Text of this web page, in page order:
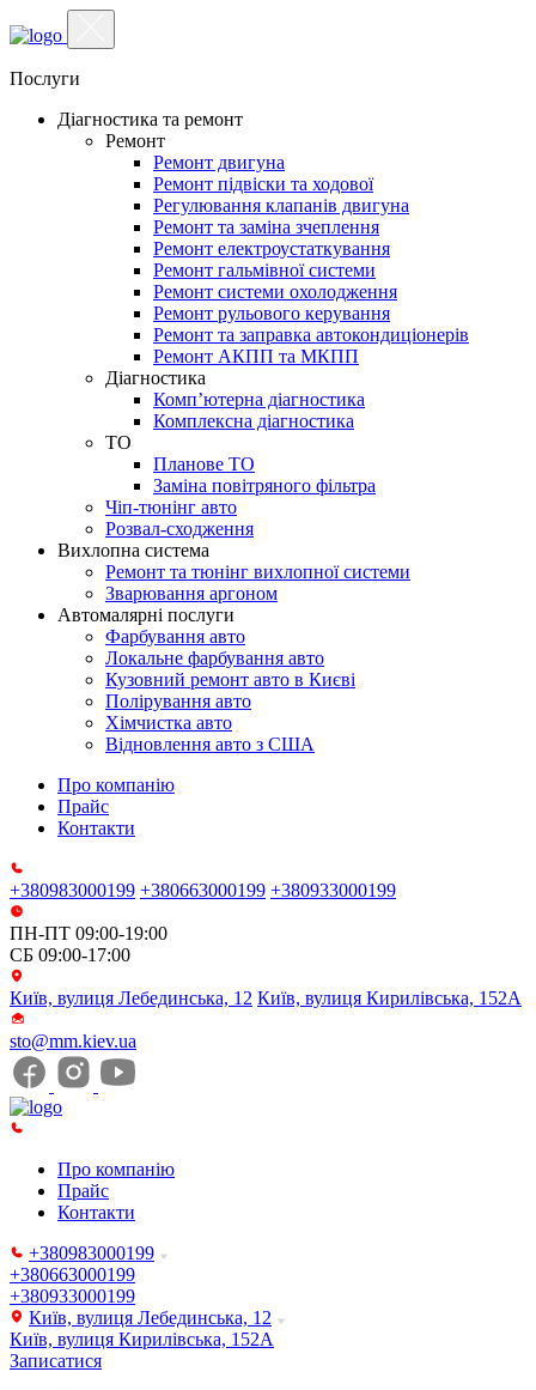
Послуги
Діагностика та ремонт
Ремонт
Ремонт двигуна
Ремонт підвіски та ходової
Регулювання клапанів двигуна
Ремонт та заміна зчеплення
Ремонт електроустаткування
Ремонт гальмівної системи
Ремонт системи охолодження
Ремонт рульового керування
Ремонт та заправка автокондиціонерів
Ремонт АКПП та МКПП
Діагностика
Комп’ютерна діагностика
Комплексна діагностика
ТО
Планове ТО
Заміна повітряного фільтра
Чіп-тюнінг авто
Розвал-сходження
Вихлопна система
Ремонт та тюнінг вихлопної системи
Зварювання аргоном
Автомалярні послуги
Фарбування авто
Локальне фарбування авто
Кузовний ремонт авто в Києві
Полірування авто
Хімчистка авто
Відновлення авто з США
Про компанію
Прайс
Контакти
+380983000199 +380663000199 +380933000199
ПН-ПТ 09:00-19:00
СБ 09:00-17:00
Київ, вулиця Лебединська, 12 Київ, вулиця Кирилівська, 152А
sto@mm.kiev.ua
Про компанію
Прайс
Контакти
+380983000199
+380663000199
+380933000199
Київ, вулиця Лебединська, 12
Київ, вулиця Кирилівська, 152А
Записатися